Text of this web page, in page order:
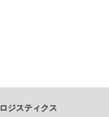
ロジスティクス